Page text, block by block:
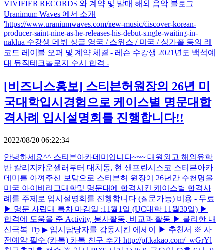
VIVIFIER RECORDS 와 계약 및 발매 해외 음악 블로그
Uranimum Waves 에서 소개
'https://www.uraniumwaves.com/new-music/discover-korean-
producer-saint-nine-as-he-releases-his-debut-single-waiting-in-
naklua 수강생 데뷔 싱글 영국 / 스위스 / 미국 / 싱가폴 등의 레
코드 레이블 오퍼 및 계약 체결 - 레슨 수강생 2021년도 백석예
대 뮤직테크놀로지 수시 합격 -
[비즈니스홍보] 스티븐허원장의 26년 미
국대학입시경험으로 케이스별 명문대합
격사례 입시설명회를 진행합니다!!
2022/08/20 06:22:34
안녕하세요^^ 스티븐아카데미입니다~~~ 대원외고 해외유학
반 칼리지카운셀러부터 대치동, 현 샌프란시스코 스티븐아카
데미를 아껴주신 보답으로 스티븐허 원장이 26년간 수천명을
미국 아이비리그대학및 명문대에 합격시킨 케이스별 합격사
례를 주제로 입시설명회를 진행합니다 (질문가능) 비용 - 무료
▶ 명문 사립대 특차 마감일 :11월1일 (UC대학 11월30일) ▶
합격에 도움을 준 Activity, 봉사활동, 비교과 활동 ▶ 불리한 내
신극복 Tip ▶ 입시담당자를 감동시킨 에세이 ▶ 추천서 ※ 사
전예약 필수 (카톡) 카톡 친구 추가 http://pf.kakao.com/_wGrYl